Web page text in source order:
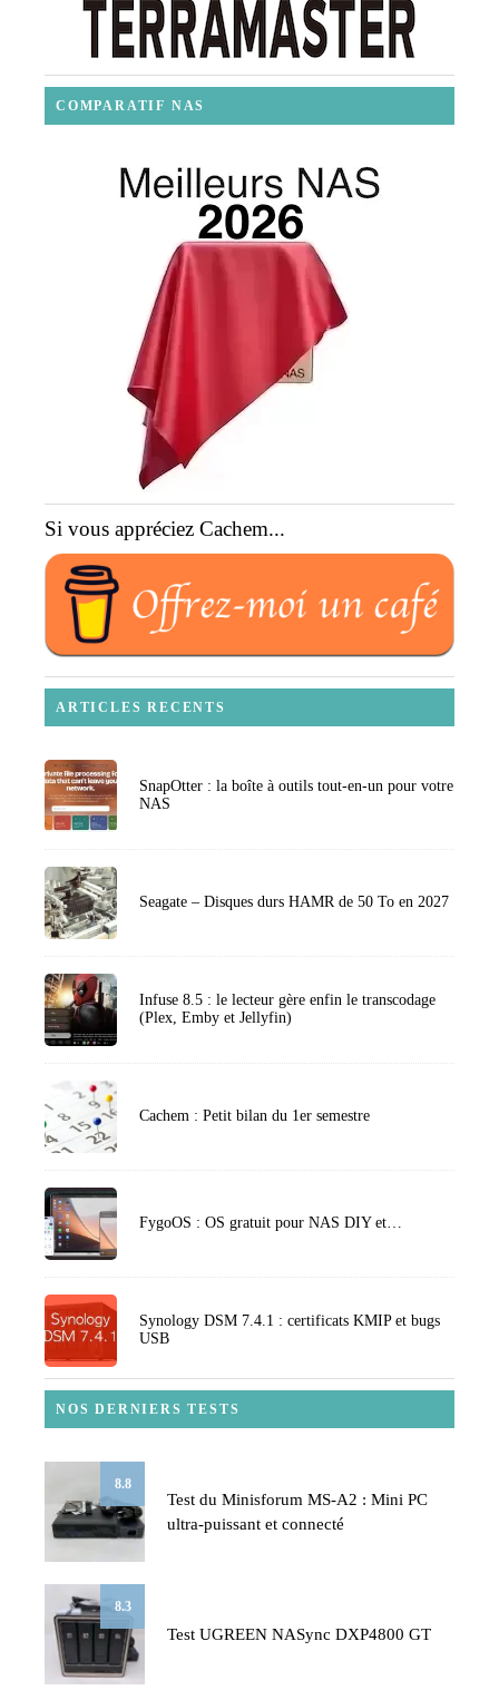
COMPARATIF NAS
Si vous appréciez Cachem...
ARTICLES RECENTS
SnapOtter : la boîte à outils tout-en-un pour votre
NAS
Seagate – Disques durs HAMR de 50 To en 2027
Infuse 8.5 : le lecteur gère enfin le transcodage
(Plex, Emby et Jellyfin)
Cachem : Petit bilan du 1er semestre
FygoOS : OS gratuit pour NAS DIY et…
Synology DSM 7.4.1 : certificats KMIP et bugs
USB
NOS DERNIERS TESTS
8.8
Test du Minisforum MS-A2 : Mini PC
ultra-puissant et connecté
8.3
Test UGREEN NASync DXP4800 GT